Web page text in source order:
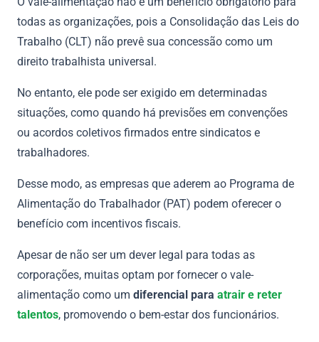
todas as organizações, pois a Consolidação das Leis do
Trabalho (CLT) não prevê sua concessão como um
direito trabalhista universal.
No entanto, ele pode ser exigido em determinadas
situações, como quando há previsões em convenções
ou acordos coletivos firmados entre sindicatos e
trabalhadores.
Desse modo, as empresas que aderem ao Programa de
Alimentação do Trabalhador (PAT) podem oferecer o
benefício com incentivos fiscais.
Apesar de não ser um dever legal para todas as
corporações, muitas optam por fornecer o vale-
alimentação como um diferencial para atrair e reter
talentos, promovendo o bem-estar dos funcionários.